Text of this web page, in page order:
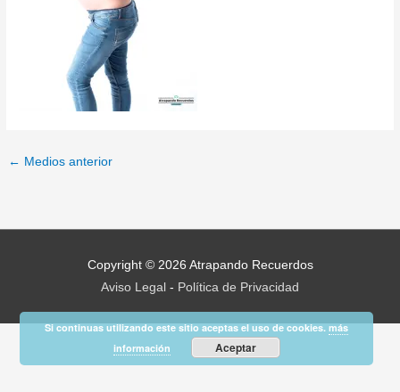
← Medios anterior
Copyright © 2026 Atrapando Recuerdos
Aviso Legal - Política de Privacidad
Si continuas utilizando este sitio aceptas el uso de cookies.más
información
Aceptar